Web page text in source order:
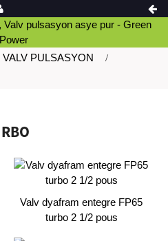
VALV PULSASYON
Valv dyafram entegre FP65
turbo 2 1/2 pous